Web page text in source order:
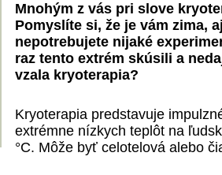
Mnohým z vás pri slove
Pomyslíte si, že je vám zima,
nepotrebujete nijaké
raz tento extrém skúsili a
vzala kryoterapia?
Kryoterapia predstavuje
extrémne nízkych teplôt na
°C. Môže byť celotelová alebo